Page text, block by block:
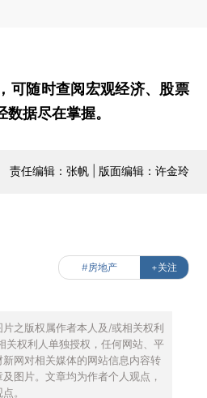
，可随时查阅宏观经济、股票
据尽在掌握。
责任编辑：张帆 | 版面编辑：许金玲
#房地产 +关注
之版权属作者本人及/或相关权利
关权利人单独授权，任何网站、平
网对相关媒体的网站信息内容转
图片。文章均为作者个人观点，
。